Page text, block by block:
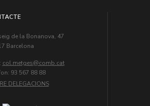
de la Bonanova, 47
Barcelona
col.metges
93 567 88 88
DELEGACIONS